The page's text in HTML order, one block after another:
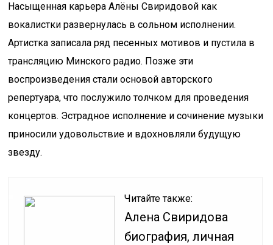
Насыщенная карьера Алёны Свиридовой как
вокалистки развернулась в сольном исполнении.
Артистка записала ряд песенных мотивов и пустила в
трансляцию Минского радио. Позже эти
воспроизведения стали основой авторского
репертуара, что послужило толчком для проведения
концертов. Эстрадное исполнение и сочинение музыки
приносили удовольствие и вдохновляли будущую
звезду.
Читайте также:
Алена Свиридова
биография, личная